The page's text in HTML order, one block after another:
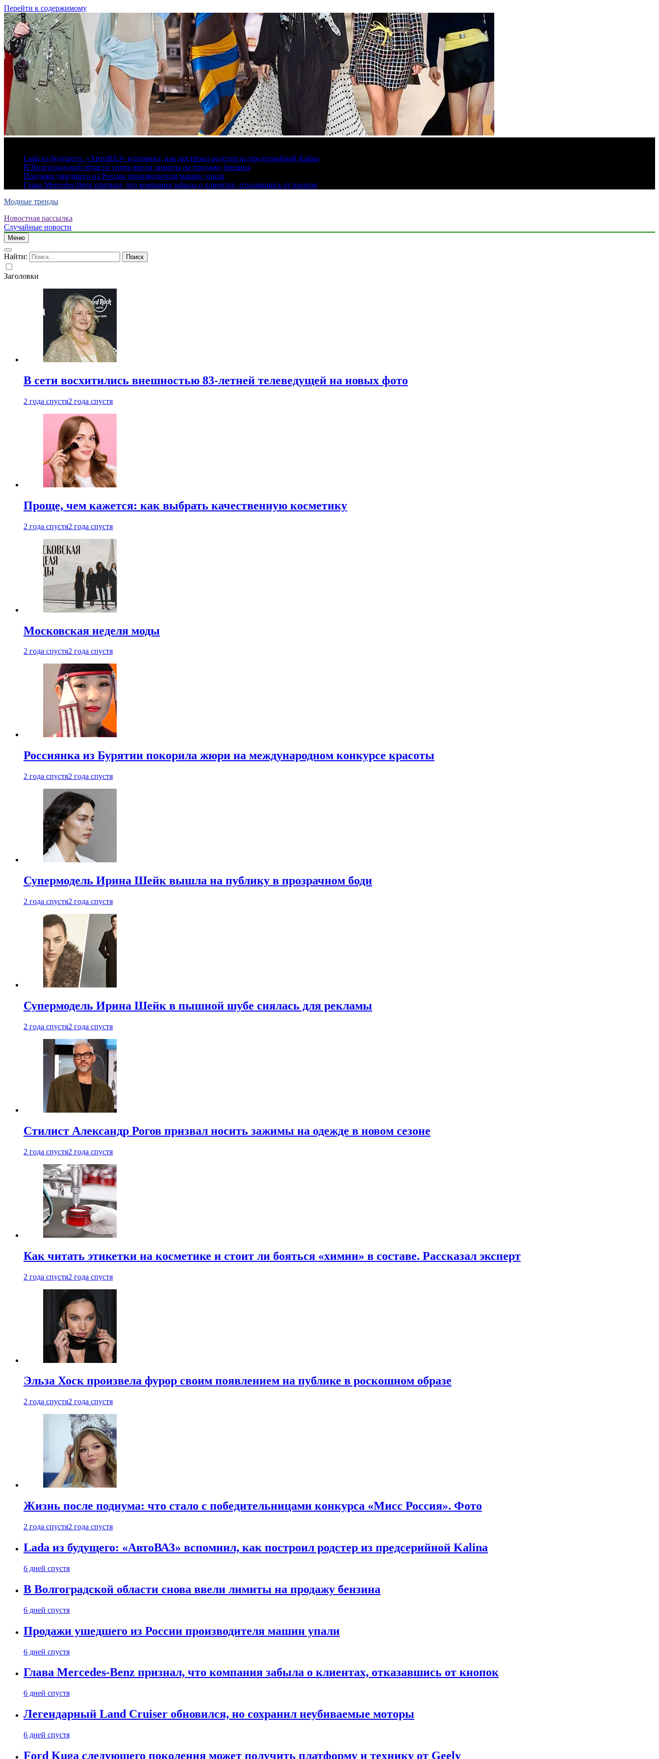
Перейти к содержимому
Lada из будущего: «АвтоВАЗ» вспомнил, как построил родстер из предсерийной Kalina
В Волгоградской области снова ввели лимиты на продажу бензина
Продажи ушедшего из России производителя машин упали
Глава Mercedes-Benz признал, что компания забыла о клиентах, отказавшись от кнопок
Модные тренды
Новостная рассылка
Случайные новости
Меню
Найти:
Заголовки
В сети восхитились внешностью 83-летней телеведущей на новых фото
2 года спустя2 года спустя
Проще, чем кажется: как выбрать качественную косметику
2 года спустя2 года спустя
Московская неделя моды
2 года спустя2 года спустя
Россиянка из Бурятии покорила жюри на международном конкурсе красоты
2 года спустя2 года спустя
Супермодель Ирина Шейк вышла на публику в прозрачном боди
2 года спустя2 года спустя
Супермодель Ирина Шейк в пышной шубе снялась для рекламы
2 года спустя2 года спустя
Стилист Александр Рогов призвал носить зажимы на одежде в новом сезоне
2 года спустя2 года спустя
Как читать этикетки на косметике и стоит ли бояться «химии» в составе. Рассказал эксперт
2 года спустя2 года спустя
Эльза Хоск произвела фурор своим появлением на публике в роскошном образе
2 года спустя2 года спустя
Жизнь после подиума: что стало с победительницами конкурса «Мисс Россия». Фото
2 года спустя2 года спустя
Lada из будущего: «АвтоВАЗ» вспомнил, как построил родстер из предсерийной Kalina
6 дней спустя
В Волгоградской области снова ввели лимиты на продажу бензина
6 дней спустя
Продажи ушедшего из России производителя машин упали
6 дней спустя
Глава Mercedes-Benz признал, что компания забыла о клиентах, отказавшись от кнопок
6 дней спустя
Легендарный Land Cruiser обновился, но сохранил неубиваемые моторы
6 дней спустя
Ford Kuga следующего поколения может получить платформу и технику от Geely